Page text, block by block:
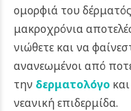
ομορφιά του
μακροχρόνια
νιώθετε και να
ανανεωμένοι από
την δερματολόγο
νεανική επιδερμίδα.